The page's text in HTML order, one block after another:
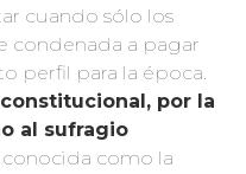
cuando sólo los
condenada a pagar
perfil para la época.
por la
al sufragio
como la